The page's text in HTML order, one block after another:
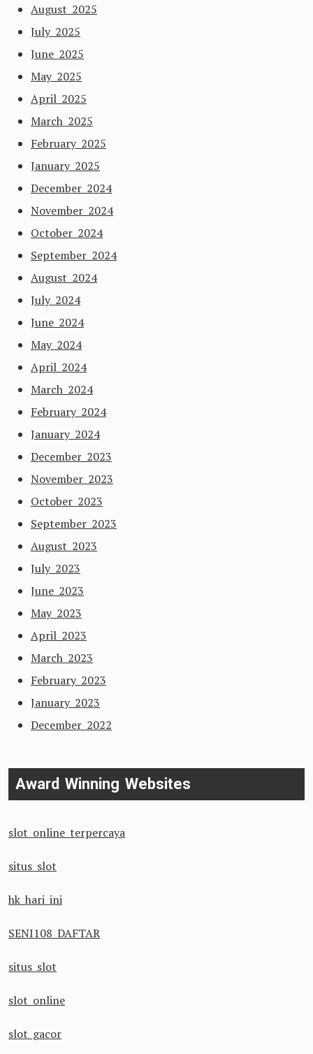
August 2025
July 2025
June 2025
May 2025
April 2025
March 2025
February 2025
January 2025
December 2024
November 2024
October 2024
September 2024
August 2024
July 2024
June 2024
May 2024
April 2024
March 2024
February 2024
January 2024
December 2023
November 2023
October 2023
September 2023
August 2023
July 2023
June 2023
May 2023
April 2023
March 2023
February 2023
January 2023
December 2022
Award Winning Websites
slot online terpercaya
situs slot
hk hari ini
SENI108 DAFTAR
situs slot
slot online
slot gacor